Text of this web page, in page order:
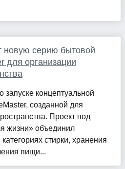
новую серию бытовой
для организации
концептуальной
созданной для
Проект под
жизни» объединил
стирки, хранения
пищи...